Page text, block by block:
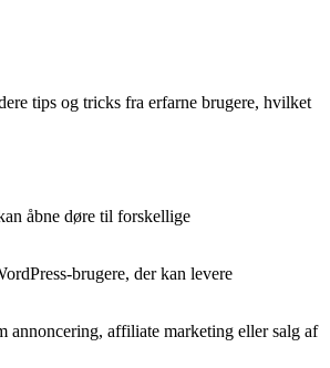
tips og tricks fra erfarne brugere, hvilket
åbne døre til forskellige
brugere, der kan levere
annoncering, affiliate marketing eller salg af